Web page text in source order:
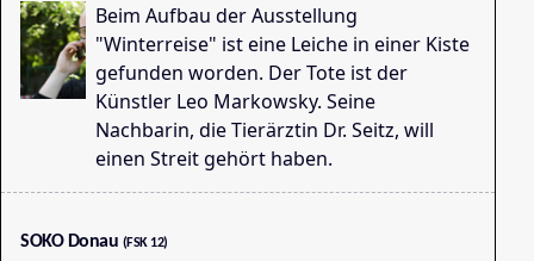
Beim Aufbau der Ausstellung
"Winterreise" ist eine Leiche in einer Kiste
gefunden worden. Der Tote ist der
Künstler Leo Markowsky. Seine
Nachbarin, die Tierärztin Dr. Seitz, will
einen Streit gehört haben.
SOKO Donau (FSK 12)